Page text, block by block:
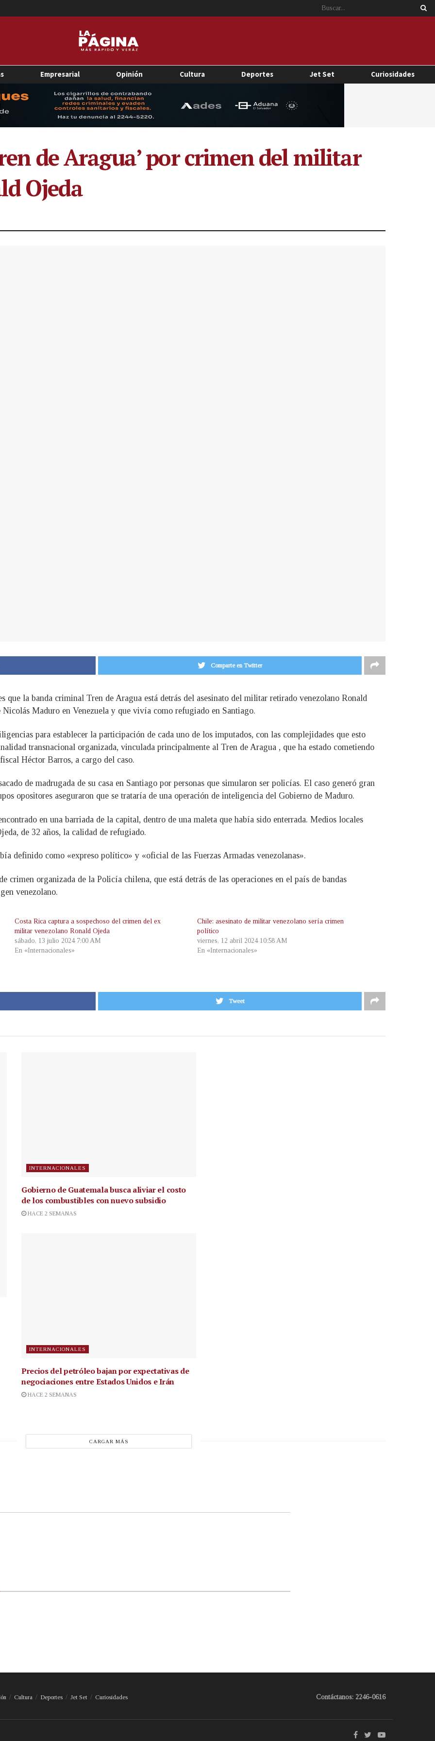
Empresarial Opinión Cultura Deportes Jet Set Curiosidades
de Aragua’ por crimen del militar
Ojeda
Comparte en Twitter
que la banda criminal Tren de Aragua está detrás del asesinato del militar retirado venezolano Ronald
Maduro en Venezuela y que vivía como refugiado en Santiago.
para establecer la participación de cada uno de los imputados, con las complejidades que esto
transnacional organizada, vinculada principalmente al Tren de Aragua , que ha estado cometiendo
Héctor Barros, a cargo del caso.
de madrugada de su casa en Santiago por personas que simularon ser policías. El caso generó gran
opositores aseguraron que se trataría de una operación de inteligencia del Gobierno de Maduro.
en una barriada de la capital, dentro de una maleta que había sido enterrada. Medios locales
de 32 años, la calidad de refugiado.
definido como «expreso político» y «oficial de las Fuerzas Armadas venezolanas».
crimen organizada de la Policía chilena, que está detrás de las operaciones en el país de bandas
venezolano.
Costa Rica captura a sospechoso del crimen del ex
militar venezolano Ronald Ojeda
sábado, 13 julio 2024 7:00 AM
En «Internacionales»
Chile: asesinato de militar venezolano sería crimen
político
viernes, 12 abril 2024 10:58 AM
En «Internacionales»
Tweet
INTERNACIONALES
Gobierno de Guatemala busca aliviar el costo
de los combustibles con nuevo subsidio
HACE 2 SEMANAS
INTERNACIONALES
Precios del petróleo bajan por expectativas de
negociaciones entre Estados Unidos e Irán
HACE 2 SEMANAS
CARGAR MÁS
Cultura Deportes Jet Set Curiosidades Contáctanos: 2246-0616